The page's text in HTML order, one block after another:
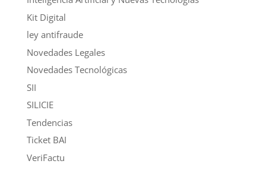
Kit Digital
ley antifraude
Novedades Legales
Novedades Tecnológicas
SII
SILICIE
Tendencias
Ticket BAI
VeriFactu